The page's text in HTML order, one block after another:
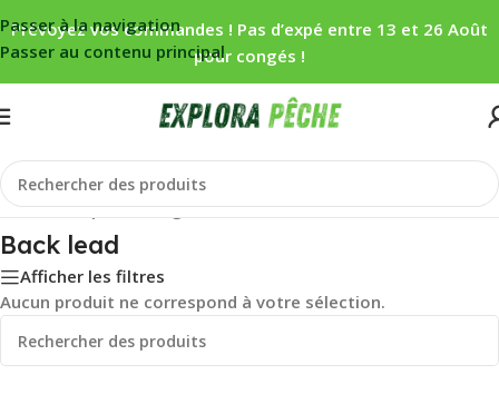
Passer à la navigation
Passer au contenu principal
Prévoyez vos commandes ! Pas d’expé entre 13 et 26 Août
pour congés !
Accueil/Carpe/Montage/Plombs/Back lead
Back lead
Afficher les filtres
Aucun produit ne correspond à votre sélection.